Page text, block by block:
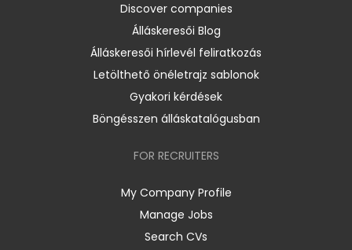
Discover companies
Álláskeresői Blog
Álláskeresői hírlevél feliratkozás
Letölthető önéletrajz sablonok
Gyakori kérdések
Böngésszen álláskatalógusban
FOR RECRUITERS
My Company Profile
Manage Jobs
Search CVs